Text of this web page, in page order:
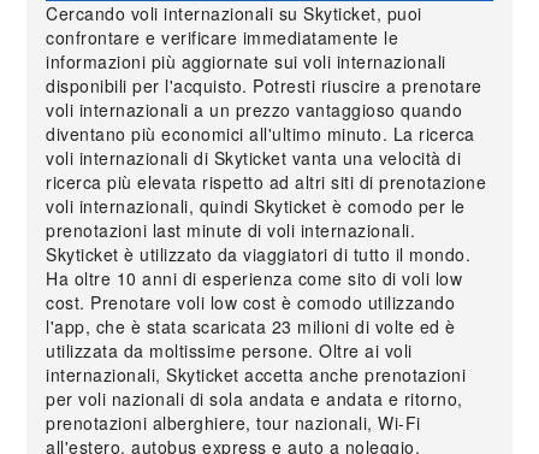
Cercando voli internazionali su Skyticket, puoi
confrontare e verificare immediatamente le
informazioni più aggiornate sui voli internazionali
disponibili per l'acquisto. Potresti riuscire a prenotare
voli internazionali a un prezzo vantaggioso quando
diventano più economici all'ultimo minuto. La ricerca
voli internazionali di Skyticket vanta una velocità di
ricerca più elevata rispetto ad altri siti di prenotazione
voli internazionali, quindi Skyticket è comodo per le
prenotazioni last minute di voli internazionali.
Skyticket è utilizzato da viaggiatori di tutto il mondo.
Ha oltre 10 anni di esperienza come sito di voli low
cost. Prenotare voli low cost è comodo utilizzando
l'app, che è stata scaricata 23 milioni di volte ed è
utilizzata da moltissime persone. Oltre ai voli
internazionali, Skyticket accetta anche prenotazioni
per voli nazionali di sola andata e andata e ritorno,
prenotazioni alberghiere, tour nazionali, Wi-Fi
all'estero, autobus express e auto a noleggio.